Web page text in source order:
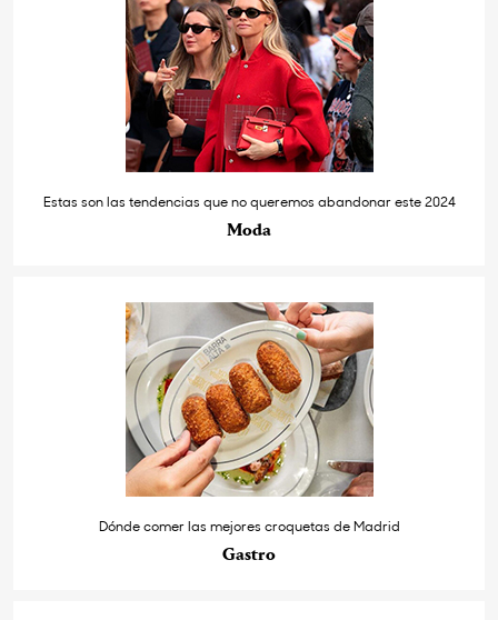
Estas son las tendencias que no queremos abandonar este 2024
Moda
Dónde comer las mejores croquetas de Madrid
Gastro